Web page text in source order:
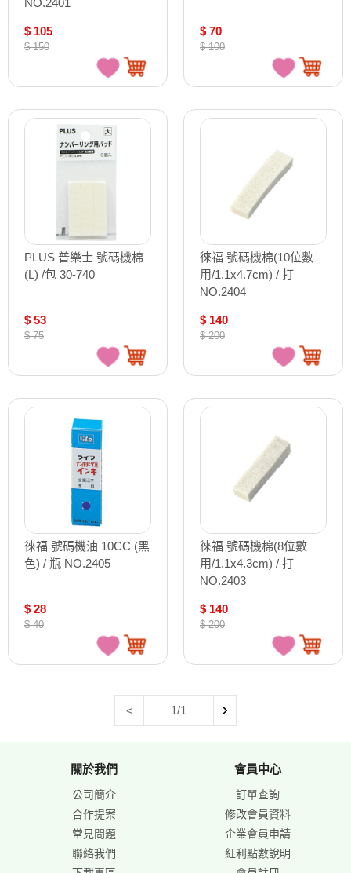
$ 105
$ 150
$ 70
$ 100
PLUS 普樂士 號碼機棉
(L) /包 30-740
$ 53
$ 75
徠福 號碼機棉(10位數
用/1.1x4.7cm) / 打
NO.2404
$ 140
$ 200
徠福 號碼機油 10CC (黑
色) / 瓶 NO.2405
$ 28
$ 40
徠福 號碼機棉(8位數
用/1.1x4.3cm) / 打
NO.2403
$ 140
$ 200
< 1/1
關於我們
公司簡介
合作提案
常見問題
聯絡我們
會員中心
訂單查詢
修改會員資料
企業會員申請
紅利點數說明